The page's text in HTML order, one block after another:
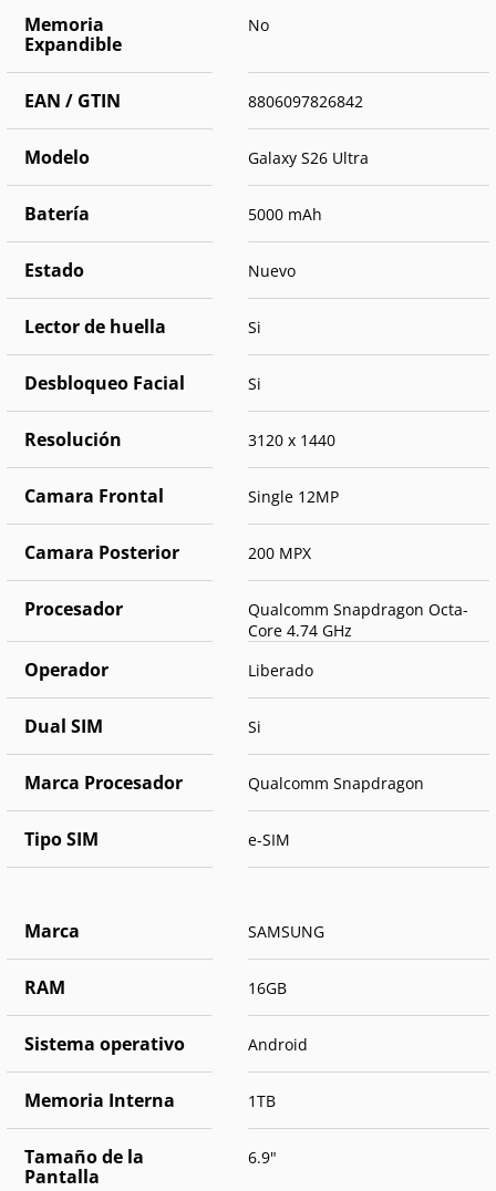
Memoria
Expandible
No
EAN / GTIN 8806097826842
Modelo Galaxy S26 Ultra
Batería 5000 mAh
Estado Nuevo
Lector de huella Si
Desbloqueo Facial Si
Resolución 3120 x 1440
Camara Frontal Single 12MP
Camara Posterior 200 MPX
Procesador
Qualcomm Snapdragon Octa-
Core 4.74 GHz
Operador Liberado
Dual SIM Si
Marca Procesador Qualcomm Snapdragon
Tipo SIM e-SIM
Marca SAMSUNG
RAM 16GB
Sistema operativo Android
Memoria Interna 1TB
Tamaño de la
Pantalla
6.9"